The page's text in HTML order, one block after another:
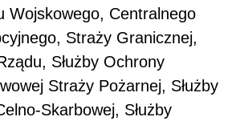
Wojskowego, Centralnego
Straży Granicznej,
Służby Ochrony
Straży Pożarnej, Służby
Skarbowej, Służby